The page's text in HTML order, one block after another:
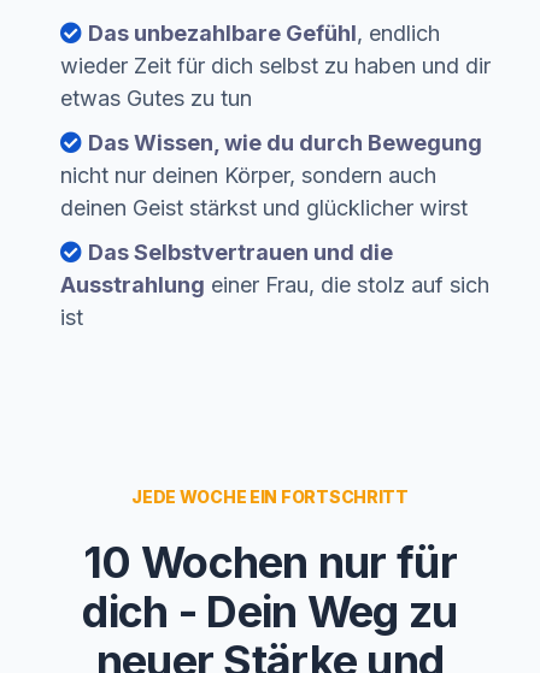
Das unbezahlbare Gefühl, endlich
wieder Zeit für dich selbst zu haben und dir
etwas Gutes zu tun
Das Wissen, wie du durch Bewegung
nicht nur deinen Körper, sondern auch
deinen Geist stärkst und glücklicher wirst
Das Selbstvertrauen und die
Ausstrahlung einer Frau, die stolz auf sich
ist
JEDE WOCHE EIN FORTSCHRITT
10 Wochen nur für
dich - Dein Weg zu
neuer Stärke und